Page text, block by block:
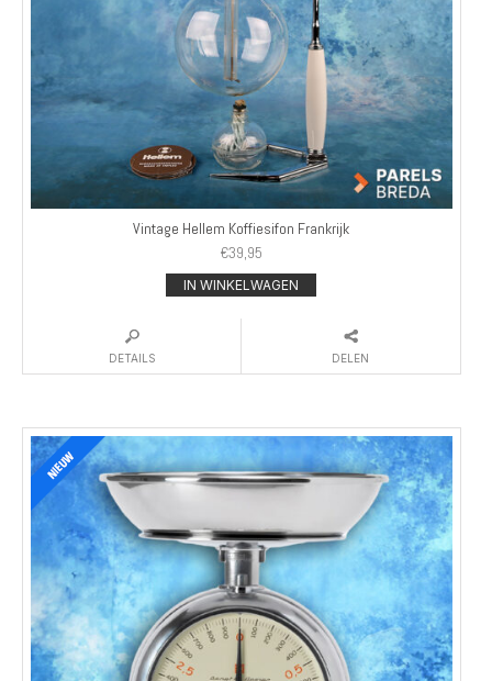
Vintage Hellem Koffiesifon Frankrijk
€39,95
IN WINKELWAGEN
DETAILS DELEN